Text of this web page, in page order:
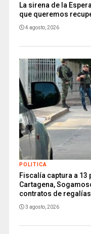
La sirena de la
que queremos
4 agosto, 2026
POLITICA
Fiscalía captura a 13
Cartagena,
contratos de regalías
3 agosto, 2026